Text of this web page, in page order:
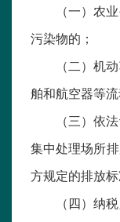
（一）农
污染物的；
（二）机
舶和航空器等
（三）依
集中处理场所
方规定的排放标
（四）纳